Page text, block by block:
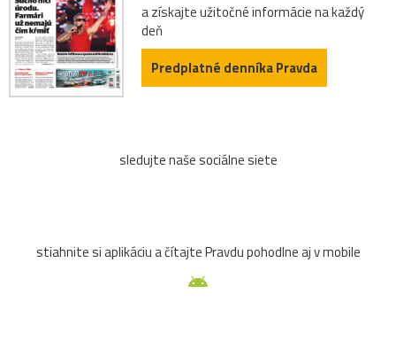
a získajte užitočné informácie na každý
deň
Predplatné denníka Pravda
sledujte naše sociálne siete
stiahnite si aplikáciu a čítajte Pravdu pohodlne aj v mobile